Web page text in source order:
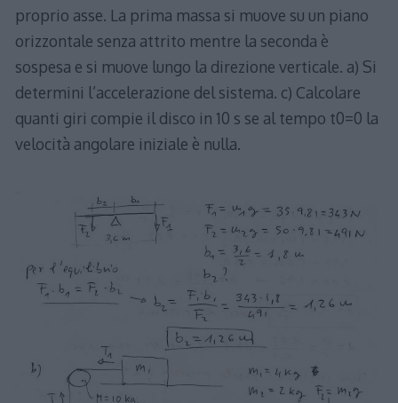
proprio asse. La prima massa si muove su un piano
orizzontale senza attrito mentre la seconda è
sospesa e si muove lungo la direzione verticale. a) Si
determini l’accelerazione del sistema. c) Calcolare
quanti giri compie il disco in 10 s se al tempo t0=0 la
velocità angolare iniziale è nulla.